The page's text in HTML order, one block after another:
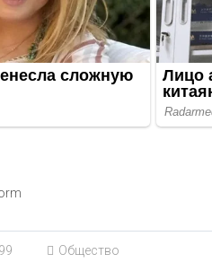
Общество